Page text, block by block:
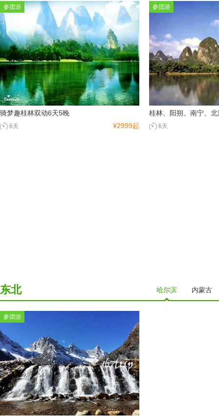
参团游
骑梦趣桂林双动6天5晚
¥2999起
6天
参团游
桂林、阳朔、南宁、
6天
东北 哈尔滨 内蒙古
参团游